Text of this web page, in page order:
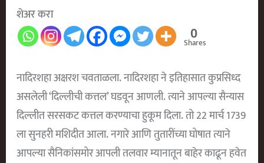
शेअर करा
0
Shares
नादिरशहा अक्षरश चवताळला. नादिरशहा ने इतिहासात कुप्रसिध्द
असलेली ‘दिल्लीची कत्तल’ घडवून आणली. त्याने आपल्या सैन्यास
दिल्लीत सरसकट कत्तल करण्याचा हुकूम दिला. तो 22 मार्च 1739
ला सुनहरी मशिदीत आला. नगारे आणि तुतारींच्या घोषात त्याने
आपल्या सैनिकांसमोर आपली तलवार म्यानातून बाहेर काढून हवेत